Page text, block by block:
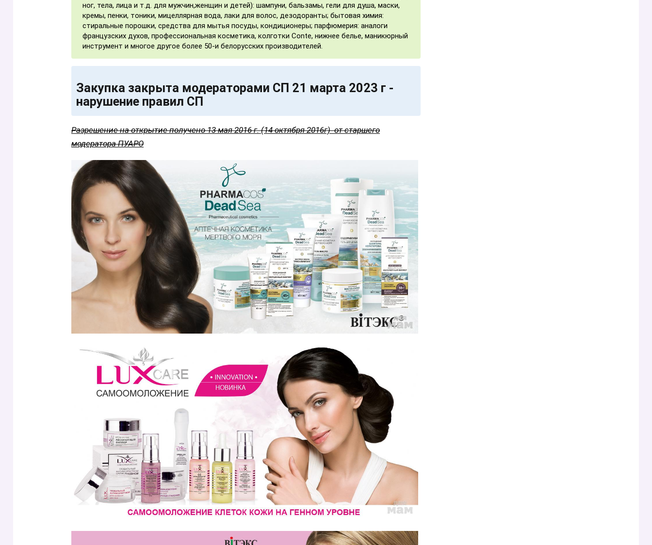
ног, тела, лица и т.д. для мужчин,женщин и детей): шампуни, бальзамы, гели для душа, маски,
кремы, пенки, тоники, мицеллярная вода, лаки для волос, дезодоранты; бытовая химия:
стиральные порошки, средства для мытья посуды, кондиционеры; парфюмерия: аналоги
французских духов, профессиональная косметика, колготки Conte, нижнее белье, маникюрный
инструмент и многое другое более 50-и белорусских производителей.
Закупка закрыта модераторами СП 21 марта 2023 г -
нарушение правил СП
Разрешение на открытие получено 13 мая 2016 г. (14 октября 2016г) от старшего
модератора ПУАРО